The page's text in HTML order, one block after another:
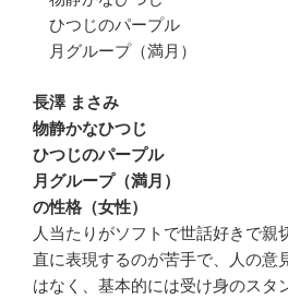
ひつじのパープル
月グループ（満月）
長澤 まさみ
物静かなひつじ
ひつじのパープル
月グループ（満月）
の性格（女性）
人当たりがソフトで世話好きで親
直に表現するのが苦手で、人の意
はなく、基本的には受け身のスタ